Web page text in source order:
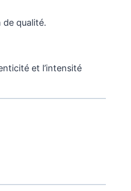
de qualité.
et l’intensité